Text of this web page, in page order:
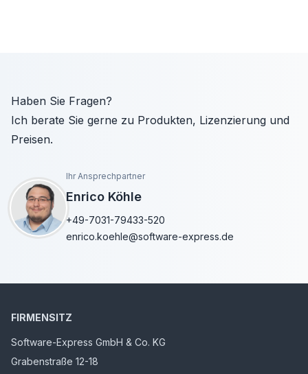
Haben Sie Fragen?
Ich berate Sie gerne zu Produkten, Lizenzierung und
Preisen.
Ihr Ansprechpartner
Enrico Köhle
+49-7031-79433-520
enrico.koehle@software-express.de
FIRMENSITZ
Software-Express GmbH & Co. KG
Grabenstraße 12-18